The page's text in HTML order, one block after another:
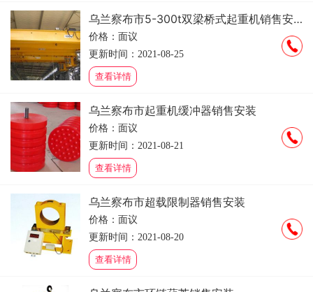
乌兰察布市5-300t双梁桥式起重机销售安装维修
价格：面议
更新时间：2021-08-25
查看详情
乌兰察布市起重机缓冲器销售安装
价格：面议
更新时间：2021-08-21
查看详情
乌兰察布市超载限制器销售安装
价格：面议
更新时间：2021-08-20
查看详情